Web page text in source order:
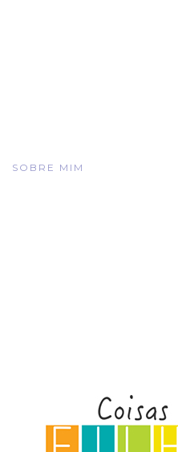
SOBRE MIM